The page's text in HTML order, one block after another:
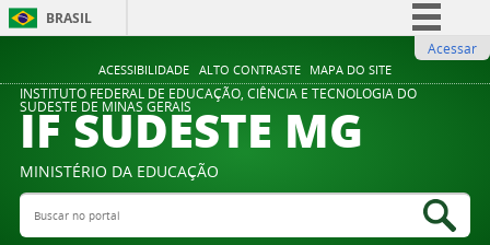
ACESSIBILIDADE ALTO CONTRASTE MAPA DO SITE
BRASIL
Comunica BR
Participe
Legislação
Acessar
INSTITUTO FEDERAL DE EDUCAÇÃO, CIÊNCIA E TECNOLOGIA DO
SUDESTE DE MINAS GERAIS
IF SUDESTE MG
MINISTÉRIO DA EDUCAÇÃO
Buscar no portal